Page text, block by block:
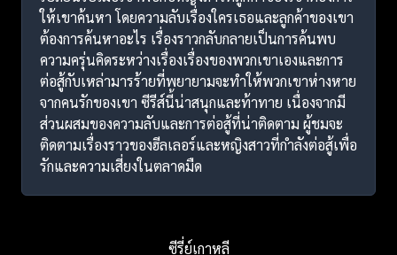
ให้เขาค้นหา โดยความลับเรื่องใครเธอและลูกค้าของเขา
ต้องการค้นหาอะไร เรื่องราวกลับกลายเป็นการค้นพบ
ความครุ่นคิดระหว่างเรื่องเรื่องของพวกเขาเองและการ
ต่อสู้กับเหล่ามารร้ายที่พยายามจะทำให้พวกเขาห่างหาย
จากคนรักของเขา ซีรีส์นี้น่าสนุกและท้าทาย เนื่องจากมี
ส่วนผสมของความลับและการต่อสู้ที่น่าติดตาม ผู้ชมจะ
ติดตามเรื่องราวของฮีลเลอร์และหญิงสาวที่กำลังต่อสู้เพื่อ
รักและความเสี่ยงในตลาดมืด
ซีรี่ย์เกาหลี